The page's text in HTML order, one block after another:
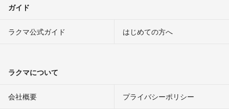
ガイド
ラクマ公式ガイド はじめての方へ
ラクマについて
会社概要 プライバシーポリシー